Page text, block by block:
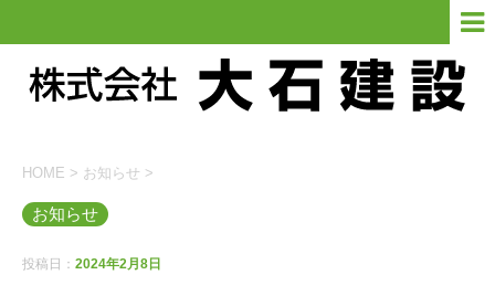
HOME > お知らせ >
お知らせ
投稿日： 2024年2月8日